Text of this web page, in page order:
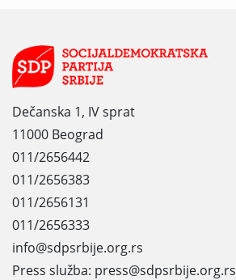
Dečanska 1, IV sprat
11000 Beograd
011/2656442
011/2656383
011/2656131
011/2656333
info@sdpsrbije.org.rs
Press služba: press@sdpsrbije.org.rs